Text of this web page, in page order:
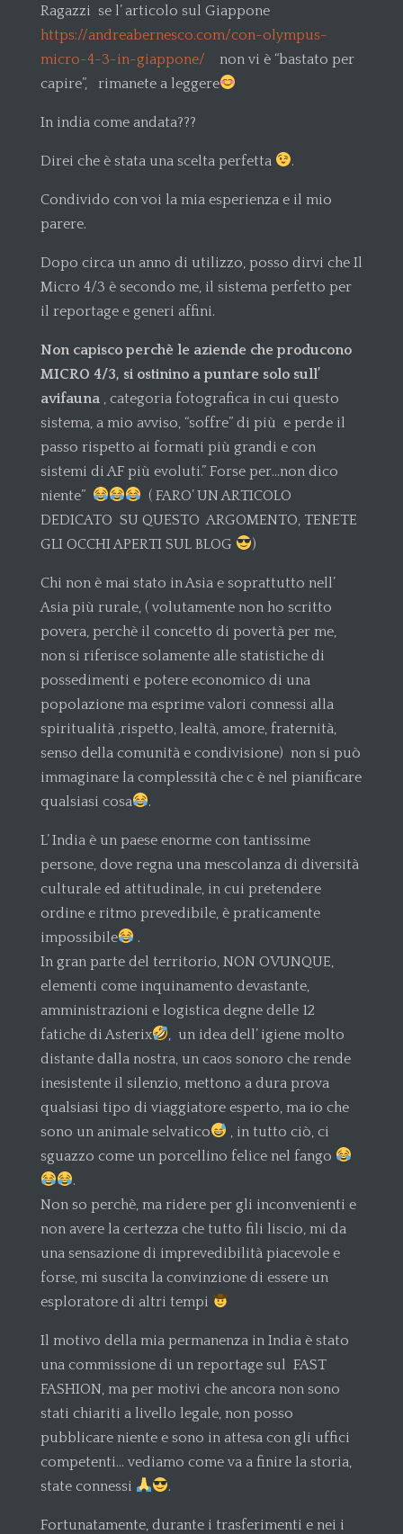
Ragazzi se l’ articolo sul Giappone
https://andreabernesco.com/con-olympus-
micro-4-3-in-giappone/ non vi è “bastato per
capire”, rimanete a leggere
In india come andata???
Direi che è stata una scelta perfetta .
Condivido con voi la mia esperienza e il mio
parere.
Dopo circa un anno di utilizzo, posso dirvi che Il
Micro 4/3 è secondo me, il sistema perfetto per
il reportage e generi affini.
Non capisco perchè le aziende che producono
MICRO 4/3, si ostinino a puntare solo sull’
avifauna, categoria fotografica in cui questo
sistema, a mio avviso, “soffre” di più e perde il
passo rispetto ai formati più grandi e con
sistemi di AF più evoluti.” Forse per…non dico
niente”
( FARO’ UN ARTICOLO
DEDICATO SU QUESTO ARGOMENTO, TENETE
GLI OCCHI APERTI SUL BLOG
)
Chi non è mai stato in Asia e soprattutto nell’
Asia più rurale, ( volutamente non ho scritto
povera, perchè il concetto di povertà per me,
non si riferisce solamente alle statistiche di
possedimenti e potere economico di una
popolazione ma esprime valori connessi alla
spiritualità ,rispetto, lealtà, amore, fraternità,
senso della comunità e condivisione) non si può
immaginare la complessità che c è nel pianificare
qualsiasi cosa
.
L’ India è un paese enorme con tantissime
persone, dove regna una mescolanza di diversità
culturale ed attitudinale, in cui pretendere
ordine e ritmo prevedibile, è praticamente
impossibile
.
In gran parte del territorio, NON OVUNQUE,
elementi come inquinamento devastante,
amministrazioni e logistica degne delle 12
fatiche di Asterix
, un idea dell’ igiene molto
distante dalla nostra, un caos sonoro che rende
inesistente il silenzio, mettono a dura prova
qualsiasi tipo di viaggiatore esperto, ma io che
sono un animale selvatico
, in tutto ciò, ci
sguazzo come un porcellino felice nel fango
.
Non so perchè, ma ridere per gli inconvenienti e
non avere la certezza che tutto fili liscio, mi da
una sensazione di imprevedibilità piacevole e
forse, mi suscita la convinzione di essere un
esploratore di altri tempi
Il motivo della mia permanenza in India è stato
una commissione di un reportage sul FAST
FASHION, ma per motivi che ancora non sono
stati chiariti a livello legale, non posso
pubblicare niente e sono in attesa con gli uffici
competenti… vediamo come va a finire la storia,
state connessi
.
Fortunatamente, durante i trasferimenti e nei i